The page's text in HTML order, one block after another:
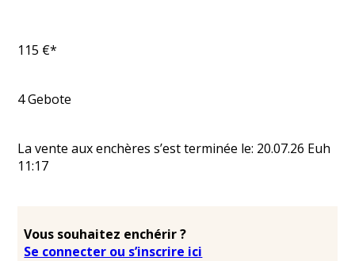
115 €*
4Gebote
La vente aux enchères s’est terminée le: 20.07.26 Euh
11:17
Vous souhaitez enchérir ?
Se connecter ou s’inscrire ici